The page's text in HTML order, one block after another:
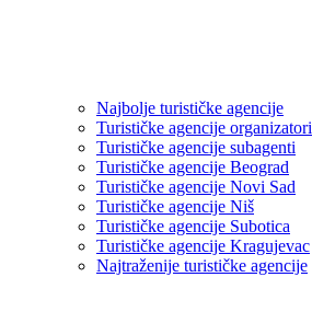
Najbolje turističke agencije
Turističke agencije organizatori
Turističke agencije subagenti
Turističke agencije Beograd
Turističke agencije Novi Sad
Turističke agencije Niš
Turističke agencije Subotica
Turističke agencije Kragujevac
Najtraženije turističke agencije